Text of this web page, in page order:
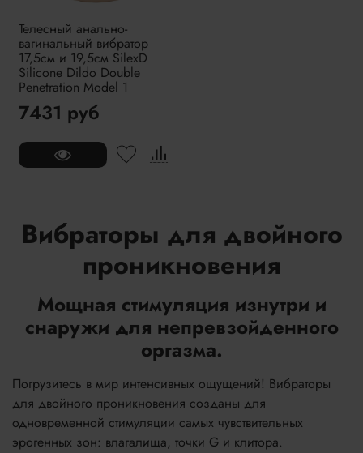
Телесный анально-
вагинальный вибратор
17,5см и 19,5см SilexD
Silicone Dildo Double
Penetration Model 1
7431 руб
Вибраторы для двойного
проникновения
Мощная стимуляция изнутри и
снаружи для непревзойденного
оргазма.
Погрузитесь в мир интенсивных ощущений! Вибраторы
для двойного проникновения созданы для
одновременной стимуляции самых чувствительных
эрогенных зон: влагалища, точки G и клитора.